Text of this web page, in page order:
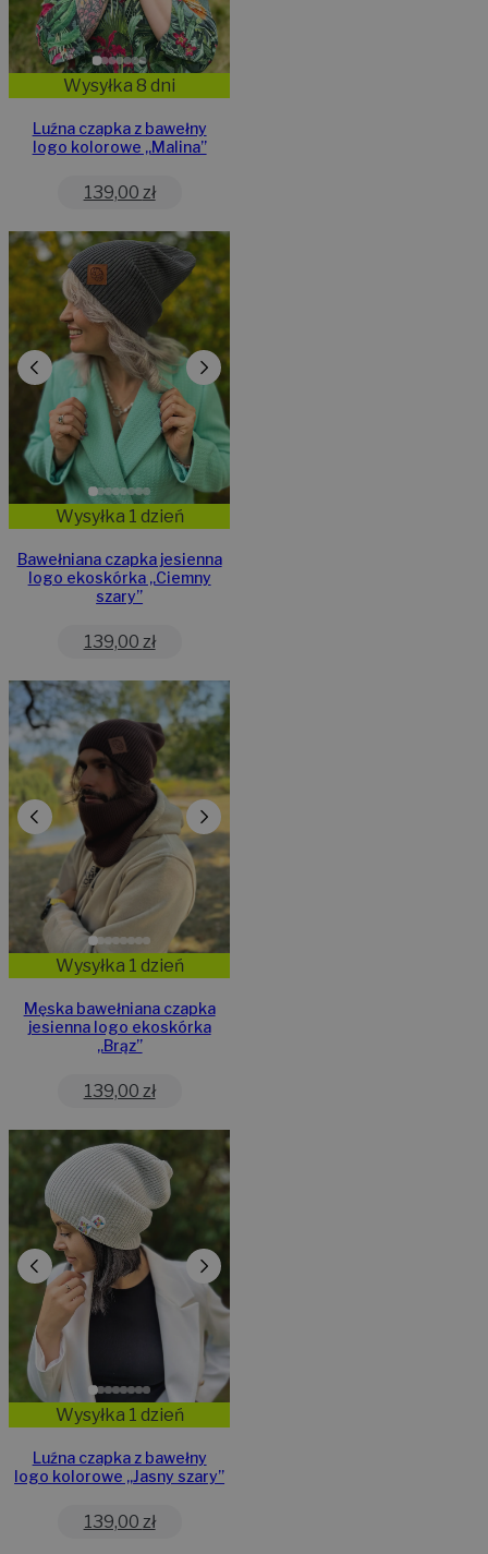
Wysyłka 8 dni
Luźna czapka z bawełny
logo kolorowe „Malina”
139,00 zł
Wysyłka 1 dzień
Bawełniana czapka jesienna
logo ekoskórka „Ciemny
szary”
139,00 zł
Wysyłka 1 dzień
Męska bawełniana czapka
jesienna logo ekoskórka
„Brąz”
139,00 zł
Wysyłka 1 dzień
Luźna czapka z bawełny
logo kolorowe „Jasny szary”
139,00 zł